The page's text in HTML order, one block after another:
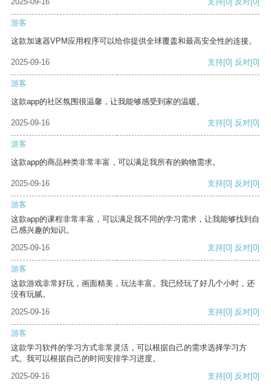
游客
这款加速器VPM应用程序可以给你提供全球覆盖和最高安全性的连接。
2025-09-16 支持[0] 反对[0]
游客
这款app的社区氛围很温馨，让我能够感受到家的温暖。
2025-09-16 支持[0] 反对[0]
游客
这款app的商品种类非常丰富，可以满足我所有的购物需求。
2025-09-16 支持[0] 反对[0]
游客
这款app的课程非常丰富，可以满足我不同的学习需求，让我能够找到自
己感兴趣的知识。
2025-09-16
支持[0] 反对[0]
游客
这款游戏非常好玩，画面精美，玩法丰富。我已经玩了好几个小时，还
没有玩腻。
2025-09-16
支持[0] 反对[0]
游客
这款学习软件的学习方式非常灵活，可以根据自己的需求选择学习方
式。我可以根据自己的时间安排学习进度。
2025-09-16
支持[0] 反对[0]